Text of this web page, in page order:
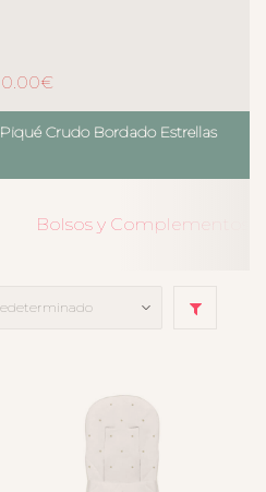
0.00€
Piqué Crudo Bordado Estrellas
Bolsos y Complementos